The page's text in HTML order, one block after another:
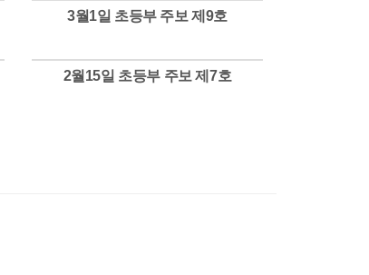
3월1일 초등부 주보 제9호
2월15일 초등부 주보 제7호